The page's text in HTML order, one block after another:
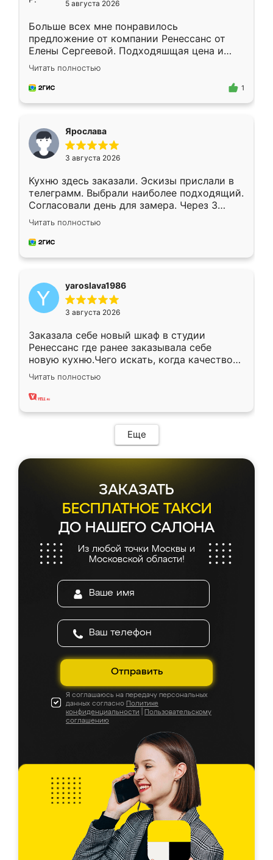
5 августа 2026
Больше всех мне понравилось
предложение от компании Ренессанс от
Елены Сергеевой. Подходяшщая цена и
короткие сроки изготовления. Приехавший
для замера сотрудник Владислав
предложил по моему эскизу самый
Читать полностью
1
Ярослава
3 августа 2026
Кухню здесь заказали. Эскизы прислали в
телеграмм. Выбрали наиболее подходящий.
Согласовали день для замера. Через 3
недели кухня была уже готова. Остались
довольны работой. Спасибо Ренессанс
мебель за качественную работу!
Читать полностью
yaroslava1986
3 августа 2026
Заказала себе новый шкаф в студии
Ренессанс где ранее заказывала себе
новую кухню.Чего искать, когда качеством
вполне довольна. Служит кухня уже почти
два года, нареканий нет.
Читать полностью
Еще
ЗАКАЗАТЬ
БЕСПЛАТНОЕ ТАКСИ
ДО НАШЕГО САЛОНА
Из любой точки Москвы и
Московской области!
Отправить
Я соглашаюсь на передачу персональных
данных согласно Политике
конфиденциальности
Пользовательскому
соглашению